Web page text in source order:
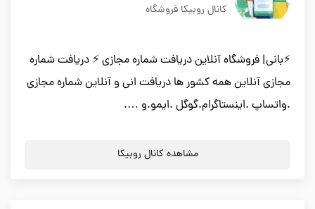
کانال روبیکا فروشگاه
⚡بانی| فروشگاه آنلاین دریافت شماره مجازی ⚡ دریافت شماره
مجازی آنلاین همه کشور ها دریافت انی و آنلاین شماره مجازی
.واتساپ .اینستاگرام.گوگل .ایمو.و ….
مشاهده کانال روبیکا